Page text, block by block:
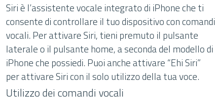
Siri è l’assistente vocale integrato di iPhone che ti
consente di controllare il tuo dispositivo con comandi
vocali. Per attivare Siri, tieni premuto il pulsante
laterale o il pulsante home, a seconda del modello di
iPhone che possiedi. Puoi anche attivare “Ehi Siri”
per attivare Siri con il solo utilizzo della tua voce.
Utilizzo dei comandi vocali